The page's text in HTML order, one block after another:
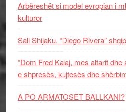
Arbëreshët si model evropian i
kulturor
Sali Shijaku, “Diego Rivera”
“Dom Fred Kalaj, mes altarit
e shpresës, kujtesës dhe
A PO ARMATOSET BALLKANI?